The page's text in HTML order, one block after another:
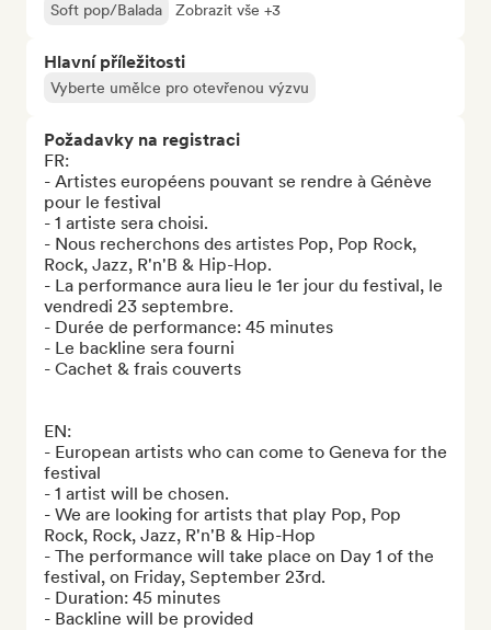
Soft pop/Balada
Zobrazit vše +3
Hlavní příležitosti
Vyberte umělce pro otevřenou výzvu
Požadavky na registraci
FR:
- Artistes européens pouvant se rendre à Génève
pour le festival
- 1 artiste sera choisi.
- Nous recherchons des artistes Pop, Pop Rock,
Rock, Jazz, R'n'B & Hip-Hop.
- La performance aura lieu le 1er jour du festival, le
vendredi 23 septembre.
- Durée de performance: 45 minutes
- Le backline sera fourni
- Cachet & frais couverts
EN:
- European artists who can come to Geneva for the
festival
- 1 artist will be chosen.
- We are looking for artists that play Pop, Pop
Rock, Rock, Jazz, R'n'B & Hip-Hop
- The performance will take place on Day 1 of the
festival, on Friday, September 23rd.
- Duration: 45 minutes
- Backline will be provided